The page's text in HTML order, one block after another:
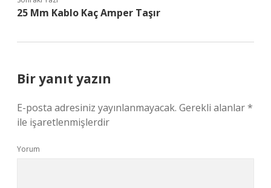
25 Mm Kablo Kaç Amper Taşır
Bir yanıt yazın
E-posta adresiniz yayınlanmayacak. Gerekli alanlar*
ile işaretlenmişlerdir
Yorum